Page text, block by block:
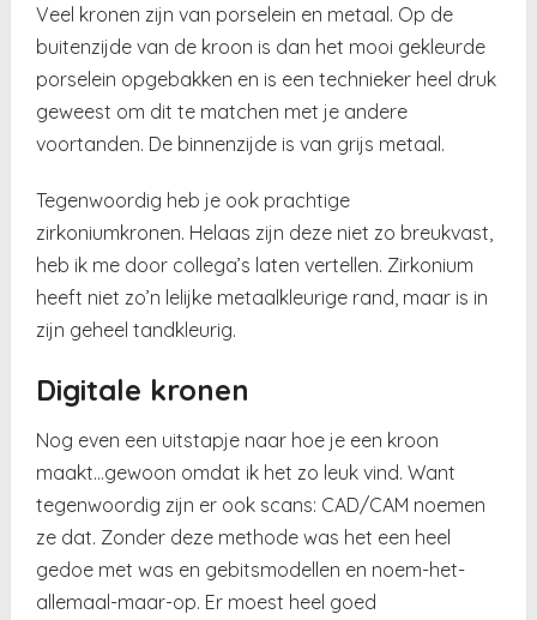
Veel kronen zijn van porselein en metaal. Op de
buitenzijde van de kroon is dan het mooi gekleurde
porselein opgebakken en is een technieker heel druk
geweest om dit te matchen met je andere
voortanden. De binnenzijde is van grijs metaal.
Tegenwoordig heb je ook prachtige
zirkoniumkronen. Helaas zijn deze niet zo breukvast,
heb ik me door collega’s laten vertellen. Zirkonium
heeft niet zo’n lelijke metaalkleurige rand, maar is in
zijn geheel tandkleurig.
Digitale kronen
Nog even een uitstapje naar hoe je een kroon
maakt…gewoon omdat ik het zo leuk vind. Want
tegenwoordig zijn er ook scans: CAD/CAM noemen
ze dat. Zonder deze methode was het een heel
gedoe met was en gebitsmodellen en noem-het-
allemaal-maar-op. Er moest heel goed